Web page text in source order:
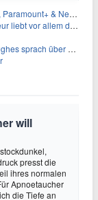
Netflix für 19,99€/Monat
'Banalität' in seinen Filmen
von 'The Breakfast Club'
will
presst die
ihres normalen
Apnoetaucher
die Tiefe an